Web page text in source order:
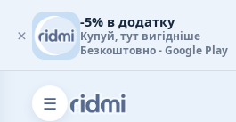
☰
×
-5% в додатку
Купуй, тут вигідніше
Безкоштовно - Google Play